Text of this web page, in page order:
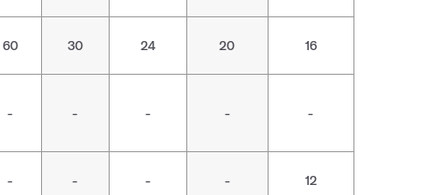
60 30 24 20 16
- - - - -
- - - - 12